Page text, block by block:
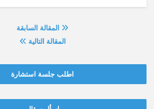
المقالة السابقة
المقالة التالية
اطلب جلسة استشارة